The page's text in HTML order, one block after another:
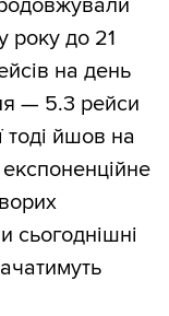
року до 21
на день
— 5.3 рейси
тоді йшов на
сьогоднішні